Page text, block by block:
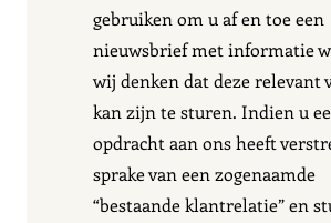
gebruiken om u af en toe een
nieuwsbrief met informatie
wij denken dat deze relevant
kan zijn te sturen. Indien u
opdracht aan ons heeft
sprake van een zogenaamde
“bestaande klantrelatie” en